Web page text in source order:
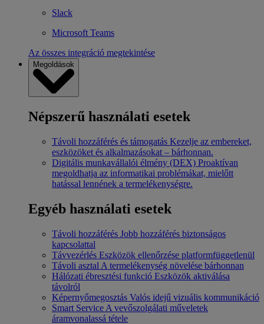
Slack
Microsoft Teams
Az összes integráció megtekintése
Megoldások
Népszerű használati esetek
Távoli hozzáférés és támogatás Kezelje az embereket,
eszközöket és alkalmazásokat – bárhonnan.
Digitális munkavállalói élmény (DEX) Proaktívan
megoldhatja az informatikai problémákat, mielőtt
hatással lennének a termelékenységre.
Egyéb használati esetek
Távoli hozzáférés Jobb hozzáférés biztonságos
kapcsolattal
Távvezérlés Eszközök ellenőrzése platformfüggetlenül
Távoli asztal A termelékenység növelése bárhonnan
Hálózati ébresztési funkció Eszközök aktiválása
távolról
Képernyőmegosztás Valós idejű vizuális kommunikáció
Smart Service A vevőszolgálati műveletek
áramvonalassá tétele